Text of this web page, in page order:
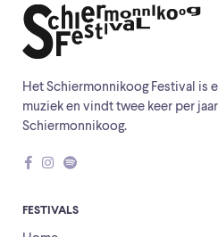
Het Schiermonnikoog Festival is
muziek en vindt twee keer per
Schiermonnikoog.
FESTIVALS